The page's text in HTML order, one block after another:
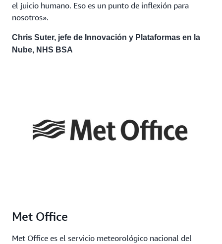
el juicio humano. Eso es un punto de inflexión para
nosotros».
Chris Suter, jefe de Innovación y Plataformas en la
Nube, NHS BSA
Met Office
Met Office es el servicio meteorológico nacional del